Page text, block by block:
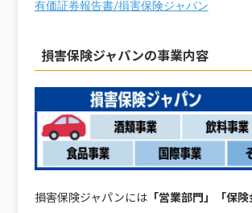
有価証券報告書/損害保険ジャパン
損害保険ジャパンの事業内容
損害保険ジャパンには「営業部門」「保険